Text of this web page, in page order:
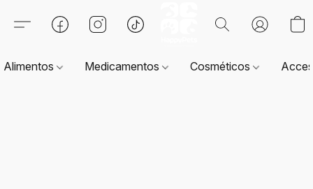
Alimentos Medicamentos Cosméticos